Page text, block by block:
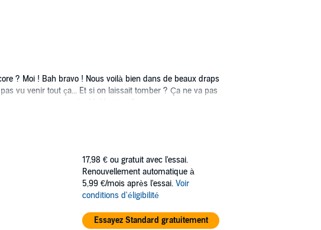
? Moi ! Bah bravo ! Nous voilà bien dans de beaux draps
vu venir tout ça... Et si on laissait tomber ? Ça ne va pas
vous ce que cache M. Mystère ?
17,98 € ou gratuit avec l'essai.
Renouvellement automatique à
5,99 €/mois après l'essai. Voir
conditions d'éligibilité
Essayez Standard gratuitement